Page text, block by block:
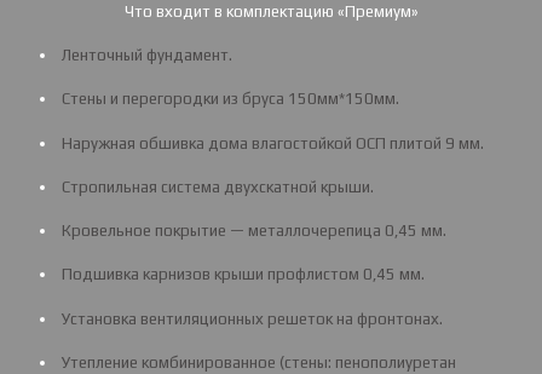
Что входит в комплектацию «Премиум»
Ленточный фундамент.
Стены и перегородки из бруса 150мм*150мм.
Наружная обшивка дома влагостойкой ОСП плитой 9 мм.
Стропильная система двухскатной крыши.
Кровельное покрытие — металлочерепица 0,45 мм.
Подшивка карнизов крыши профлистом 0,45 мм.
Установка вентиляционных решеток на фронтонах.
Утепление комбинированное (стены: пенополиуретан